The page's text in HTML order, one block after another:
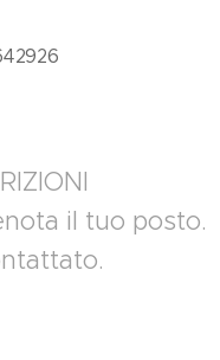
il tuo posto.